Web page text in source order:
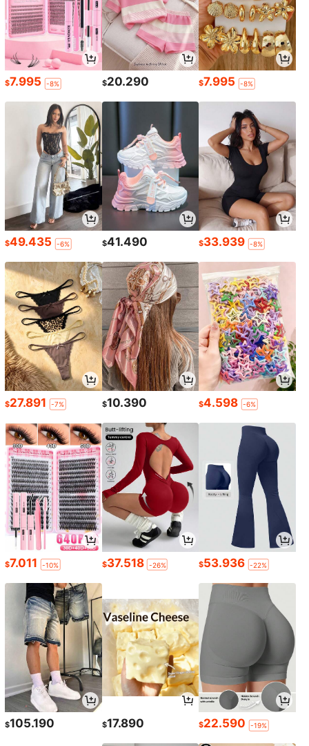
$7.995 -8% $20.290 $7.995 -8%
$49.435 -6% $41.490 $33.939 -8%
$27.891 -7% $10.390 $4.598 -6%
$7.011 -10% $37.518 -26% $53.936 -22%
$105.190 $17.890 $22.590 -19%